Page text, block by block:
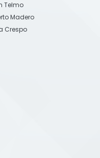
Telmo
Madero
Crespo